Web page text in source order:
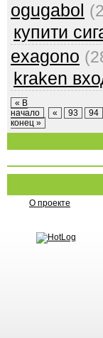
ogugabol
купити
exagono
kraken
« В
начало
« 93 94
конец »
О проекте